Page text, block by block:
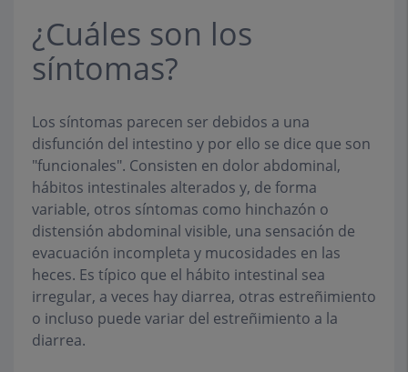
¿Cuáles son los
síntomas?
Los síntomas parecen ser debidos a una
disfunción del intestino y por ello se dice que son
"funcionales". Consisten en dolor abdominal,
hábitos intestinales alterados y, de forma
variable, otros síntomas como hinchazón o
distensión abdominal visible, una sensación de
evacuación incompleta y mucosidades en las
heces. Es típico que el hábito intestinal sea
irregular, a veces hay diarrea, otras estreñimiento
o incluso puede variar del estreñimiento a la
diarrea.